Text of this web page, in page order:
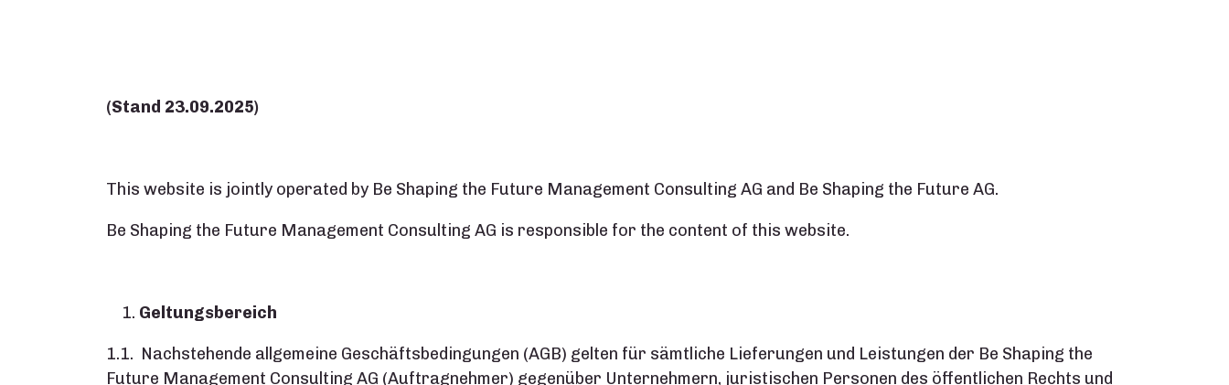
(Stand 23.09.2025)
This website is jointly operated by Be Shaping the Future Management Consulting AG and Be Shaping the Future AG.
Be Shaping the Future Management Consulting AG is responsible for the content of this website.
Geltungsbereich
1.1. Nachstehende allgemeine Geschäftsbedingungen (AGB) gelten für sämtliche Lieferungen und Leistungen der Be Shaping the
Future Management Consulting AG (Auftragnehmer) gegenüber Unternehmern, juristischen Personen des öffentlichen Rechts und